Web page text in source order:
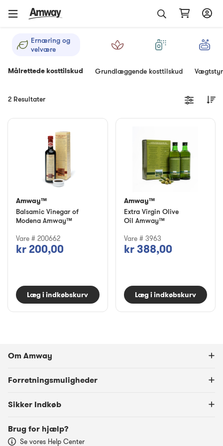
Ernæring og
velvære
Målrettede kosttilskud Grundlæggende kosttilskud
2 Resultater
Amway™
Balsamic Vinegar of
Modena Amway™
Vare # 200662
kr 200,00
Læg i indkøbskurv
Amway™
Extra Virgin Olive
Oil Amway™
Vare # 3963
kr 388,00
Læg i indkøbskurv
Om Amway
Forretningsmuligheder
Sikker Indkøb
Brug for hjælp?
Se vores Help Center